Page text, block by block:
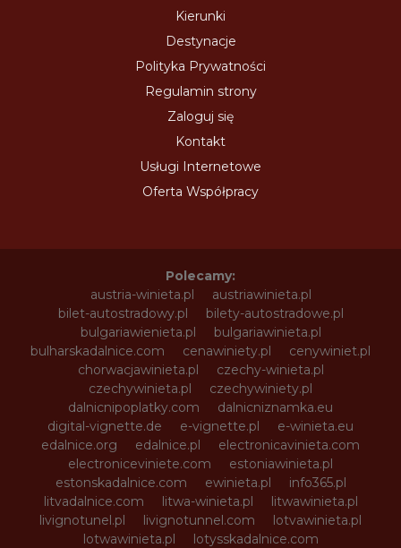
Kierunki
Destynacje
Polityka Prywatności
Regulamin strony
Zaloguj się
Kontakt
Usługi Internetowe
Oferta Współpracy
Polecamy:
austria-winieta.pl
austriawinieta.pl
bilet-autostradowy.pl
bilety-autostradowe.pl
bulgariawienieta.pl
bulgariawinieta.pl
bulharskadalnice.com
cenawiniety.pl
cenywiniet.pl
chorwacjawinieta.pl
czechy-winieta.pl
czechywinieta.pl
czechywiniety.pl
dalnicnipoplatky.com
dalnicniznamka.eu
digital-vignette.de
e-vignette.pl
e-winieta.eu
edalnice.org
edalnice.pl
electronicavinieta.com
electroniceviniete.com
estoniawinieta.pl
estonskadalnice.com
ewinieta.pl
info365.pl
litvadalnice.com
litwa-winieta.pl
litwawinieta.pl
livignotunel.pl
livignotunnel.com
lotvawinieta.pl
lotwawinieta.pl
lotysskadalnice.com